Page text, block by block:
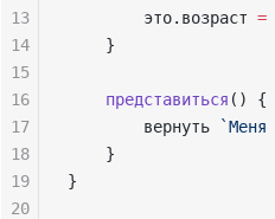
        это.возраст
=
    }
    представиться
() {
        вернуть
`Меня
    }
}
13
14
15
16
17
18
19
20